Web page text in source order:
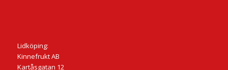
Lidköping:
Kinnefrukt AB
Kartåsgatan 12